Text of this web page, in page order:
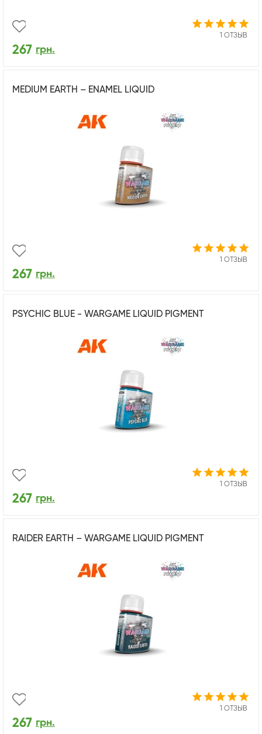
1 ОТЗЫВ
267 грн.
MEDIUM EARTH – ENAMEL LIQUID
1 ОТЗЫВ
267 грн.
PSYCHIC BLUE - WARGAME LIQUID PIGMENT
1 ОТЗЫВ
267 грн.
RAIDER EARTH – WARGAME LIQUID PIGMENT
1 ОТЗЫВ
267 грн.